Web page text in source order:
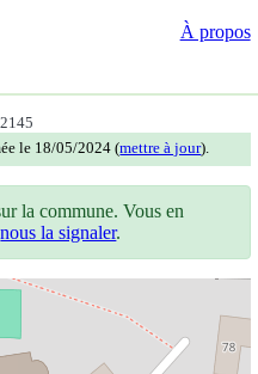
À propos
le 18/05/2024 (mettre à jour).
la commune. Vous en
nous la signaler.